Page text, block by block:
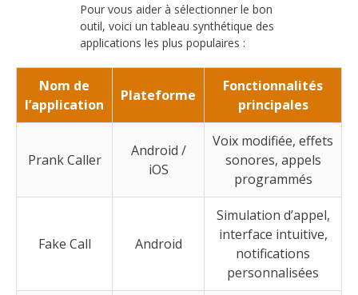
Pour vous aider à sélectionner le bon
outil, voici un tableau synthétique des
applications les plus populaires :
Nom de
l’application
Plateforme
Fonctionnalités
principales
Prank Caller
Android /
iOS
Voix modifiée, effets
sonores, appels
programmés
Fake Call Android
Simulation d’appel,
interface intuitive,
notifications
personnalisées